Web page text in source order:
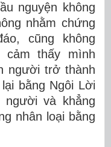
nguyện không
nhằm chứng
cũng không
cảm thấy mình
người trở thành
bằng Ngôi Lời
và khẳng
nhân loại bằng